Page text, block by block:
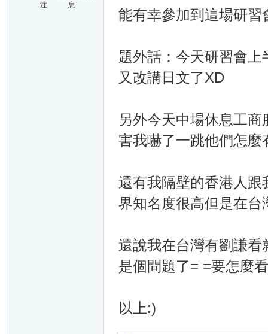
注
息
能有幸參加到這場研習
題外話：今天研習會
又改講日文了XD
另外今天中場休息工
害我嚇了一跳他們怎麼
還有我隔壁的香港人
界知名度很高但是在
還說我在台灣有劉謙
是個問題了= =要怎麼
以上:)